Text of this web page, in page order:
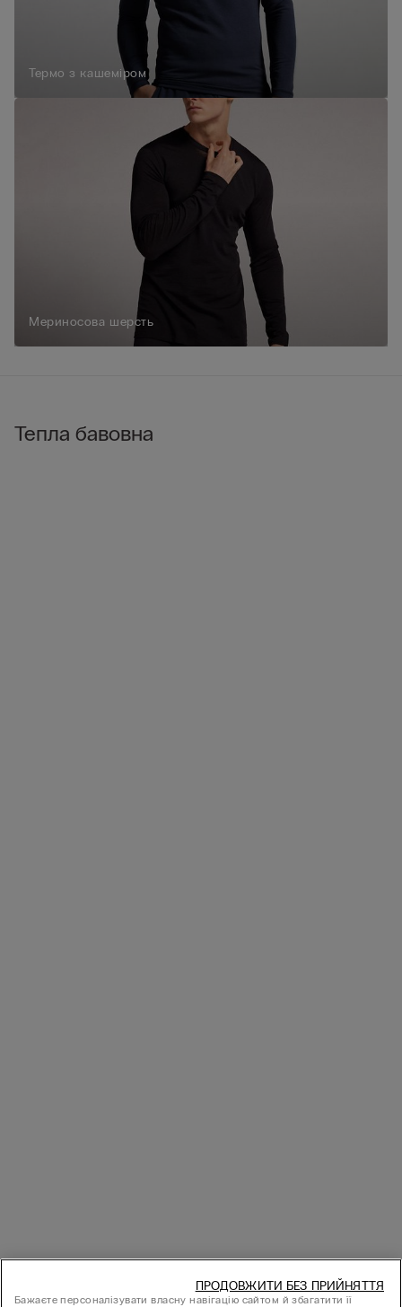
Термо з кашеміром
Мериносова шерсть
Тепла бавовна
Бажаєте персоналізувати власну навігацію сайтом й збагатити її
ПРОДОВЖИТИ БЕЗ ПРИЙНЯТТЯ